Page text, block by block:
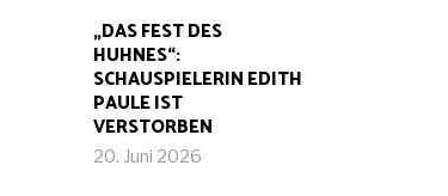
„DAS FEST DES
HUHNES“:
SCHAUSPIELERIN EDITH
PAULE IST
VERSTORBEN
20. Juni 2026